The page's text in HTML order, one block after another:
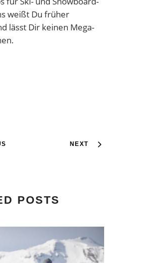
weißt Du früher
lässt Dir keinen Mega-
NEXT
POSTS